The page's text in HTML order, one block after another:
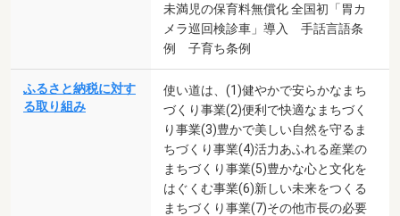
未満児の保育料無償化 全国初「胃カ
メラ巡回検診車」導入 手話言語条
例 子育ち条例
ふるさと納税に対す
る取り組み
使い道は、(1)健やかで安らかなまち
づくり事業(2)便利で快適なまちづく
り事業(3)豊かで美しい自然を守るま
ちづくり事業(4)活力あふれる産業の
まちづくり事業(5)豊かな心と文化を
はぐくむ事業(6)新しい未来をつくる
まちづくり事業(7)その他市長の必要